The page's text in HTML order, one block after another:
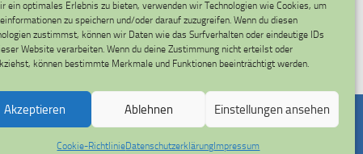
ein optimales Erlebnis zu bieten, verwenden wir Technologien wie Cookies, um
zu speichern und/oder darauf zuzugreifen. Wenn du diesen
zustimmst, können wir Daten wie das Surfverhalten oder eindeutige IDs
Website verarbeiten. Wenn du deine Zustimmung nicht erteilst oder
können bestimmte Merkmale und Funktionen beeinträchtigt werden.
Akzeptieren Ablehnen Einstellungen ansehen
Cookie-RichtlinieDatenschutzerklärung Impressum